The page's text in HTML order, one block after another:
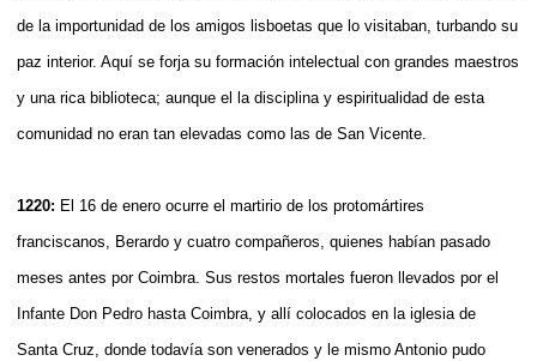
de la importunidad de los amigos lisboetas que lo visitaban, turbando su
paz interior. Aquí se forja su formación intelectual con grandes maestros
y una rica biblioteca; aunque el la disciplina y espiritualidad de esta
comunidad no eran tan elevadas como las de San Vicente.
1220: El 16 de enero ocurre el martirio de los protomártires
franciscanos, Berardo y cuatro compañeros, quienes habían pasado
meses antes por Coimbra. Sus restos mortales fueron llevados por el
Infante Don Pedro hasta Coimbra, y allí colocados en la iglesia de
Santa Cruz, donde todavía son venerados y le mismo Antonio pudo